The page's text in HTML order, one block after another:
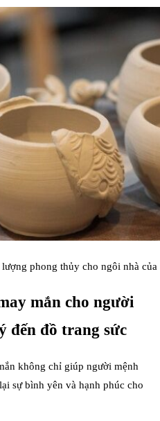
phong thủy cho ngôi nhà của
mắn cho người
đến đồ trang sức
không chỉ giúp người mệnh
sự bình yên và hạnh phúc cho